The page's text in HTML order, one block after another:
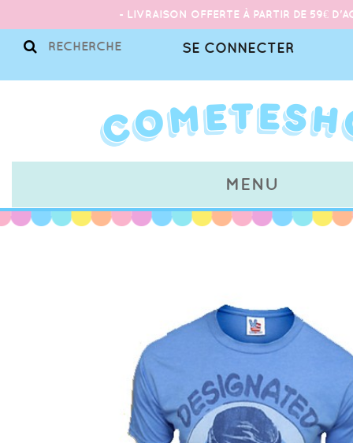
- LIVRAISON OFFERTE À PARTIR DE 59€
SE CONNECTER
MENU